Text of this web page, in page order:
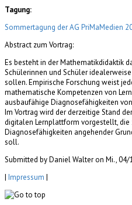
Tagung:
Sommertagung der AG PriMaMedien
Abstract zum Vortrag:
Es besteht in der Mathematikdidaktik
Schülerinnen und Schüler
sollen. Empirische Forschung weist
mathematische Kompetenzen von
ausbaufähige Diagnosefähigkeiten
Im Vortrag wird der derzeitige Stand
digitalen Lernplattform vorgestellt, die
Diagnosefähigkeiten angehender
soll.
Submitted by Daniel Walter on Mi., 04/
| Impressum |